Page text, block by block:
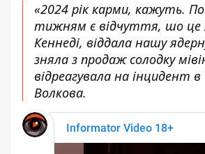
«2024 рік карми, кажуть.
тижням є відчуття, шо це
Кеннеді, віддала нашу
зняла з продаж солодку
відреагувала на інцидент в
Волкова.